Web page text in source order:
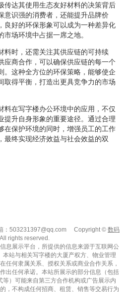
传达其使用生态友好材料的决策背后
意识强的消费者，还能提升品牌价
良好的环保形象可以成为一种差异化
场环境中占据一席之地。
料时，还需关注其供应链的可持续
应商合作，可以确保供应链的每一个
。这种全方位的环保策略，能够使企
取得平衡，打造出更具竞争力的市场
料在写字楼办公环境中的应用，不仅
提升自身形象的重要途径。通过合理
在保护环境的同时，增强员工的工作
最终实现经济效益与社会效益的双
：503231397@qq.com Copyright © 数码
All rights reserved.
息展示平台，所提供的信息来源于互联网公
站与相关写字楼的大厦产权方、物业管理
任何隶属关系、授权关系或商业合作关系，
出任何承诺。本站所展示的部分信息（包括
）可能来自第三方合作机构或广告展示内
，不构成任何招商、租赁、销售等交易行为